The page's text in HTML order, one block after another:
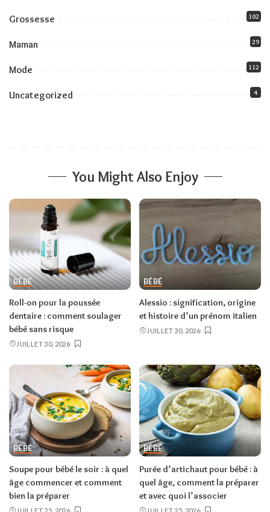
Grossesse 102
Maman 29
Mode 112
Uncategorized 4
You Might Also Enjoy
BÉBÉ
Roll-on pour la poussée
dentaire : comment soulager
bébé sans risque
JUILLET 30, 2026
BÉBÉ
Alessio : signification, origine
et histoire d’un prénom italien
JUILLET 30, 2026
BÉBÉ
Soupe pour bébé le soir : à quel
âge commencer et comment
bien la préparer
JUILLET 25, 2026
BÉBÉ
Purée d’artichaut pour bébé : à
quel âge, comment la préparer
et avec quoi l’associer
JUILLET 25, 2026